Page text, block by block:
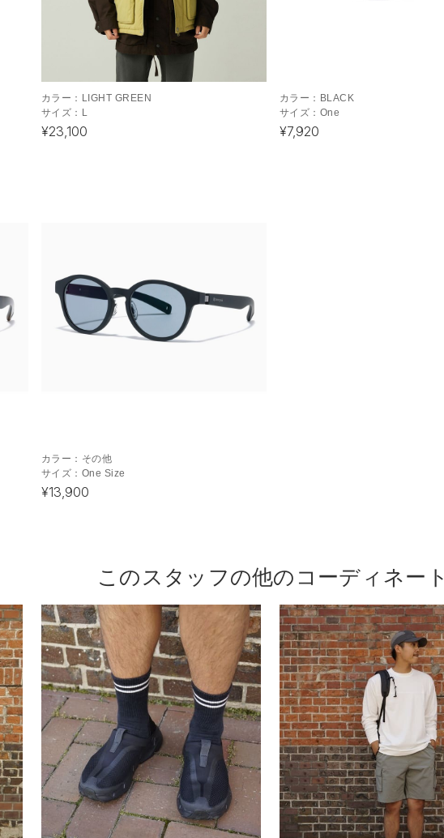
カラー： LIGHT GREEN
サイズ： L
¥23,100
カラー： BLACK
サイズ： One
¥7,920
カラー： その他
サイズ： One Size
¥13,900
このスタッフの他のコーディネート